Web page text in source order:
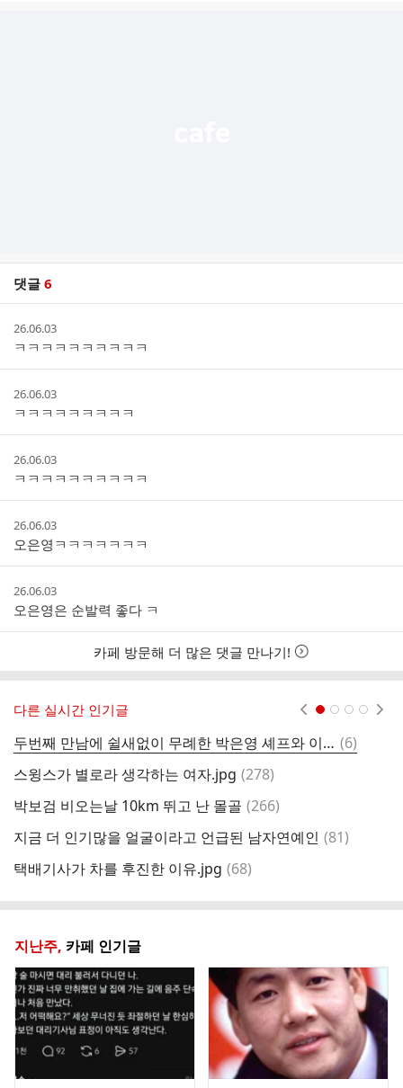
댓글 6
스
작
성
시
간
26.06.03
ㅋㅋㅋㅋㅋㅋㅋㅋㅋㅋ
작
성
시
간
26.06.03
ㅋㅋㅋㅋㅋㅋㅋㅋㅋ
작
성
시
간
26.06.03
ㅋㅋㅋㅋㅋㅋㅋㅋㅋㅋ
작
성
시
간
26.06.03
오은영ㅋㅋㅋㅋㅋㅋㅋ
작
성
시
간
26.06.03
오은영은 순발력 좋다 ㅋ
카페 방문해 더 많은 댓글 만나기!
다른 실시간 인기글
두번째 만남에 쉴새없이 무례한 박은영 셰프와 이재욱 댓
글
(6)
스윙스가 별로라 생각하는 여자.jpg 댓
(278)
박보검 비오는날 10km 뛰고 난 몰골 댓
(266)
지금 더 인기많을 얼굴이라고 언급된 남자연예인 댓
(81)
택배기사가 차를 후진한 이유.jpg 댓
(68)
지난주, 카페 인기글